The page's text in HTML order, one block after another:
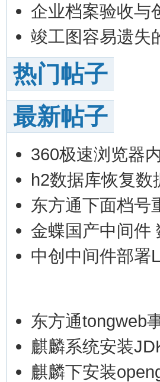
企业档案验收与
竣工图容易遗失
热门帖子
最新帖子
360极速浏览器
h2数据库恢复数
东方通下面档号
金蝶国产中间件
中创中间件部署
东方通tongweb
麒麟系统安装
麒麟下安装